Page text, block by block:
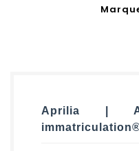
Aprilia |